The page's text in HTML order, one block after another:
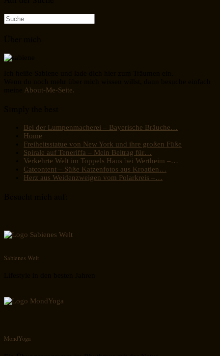
Suche
nach:
About-Me-Seite.
Bei der Lumpenmacherei – Bayerische Bräuche…
Home
Freiheitsstatue von New York und ihre großen Füße
Spirale auf Teneriffa – Mein Beitrag für…
Verkehrte Welt im Toppels Haus bei Wertheim –…
Catcontent – Süße Katzenfotos aus Kroatien…
Herz aus Weidenzweigen vom Polarkreis –…
Sabienes Welt
MondYoga